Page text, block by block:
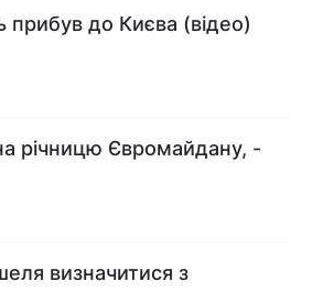
до Києва (відео)
річницю Євромайдану, -
визначитися з